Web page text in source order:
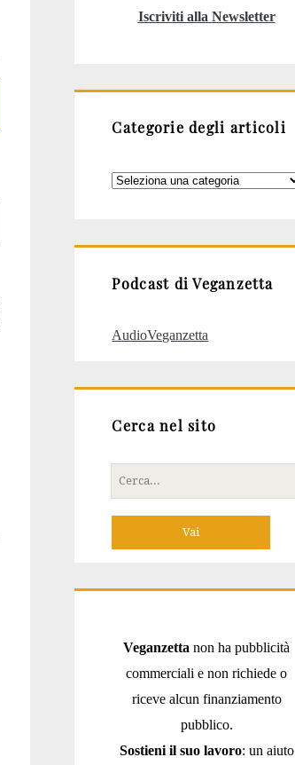
Iscriviti alla Newsletter
Categorie degli articoli
Categorie
Podcast di Veganzetta
AudioVeganzetta
Cerca nel sito
Cerca
per:
Veganzetta non ha pubblicità
commerciali e non richiede o
riceve alcun finanziamento
pubblico.
Sostieni il suo lavoro: un aiuto